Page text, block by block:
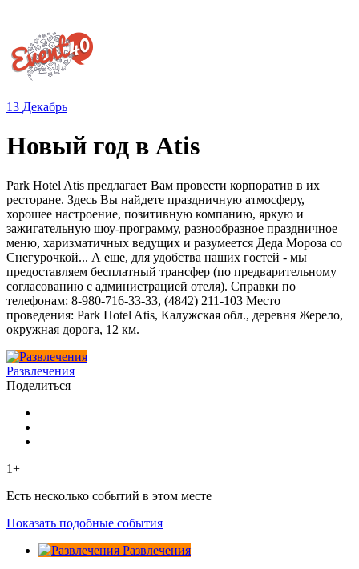
13 Декабрь
Новый год в Atis
Park Hotel Atis предлагает Вам провести корпоратив в их
ресторане. Здесь Вы найдете праздничную атмосферу,
хорошее настроение, позитивную компанию, яркую и
зажигательную шоу-программу, разнообразное праздничное
меню, харизматичных ведущих и разумеется Деда Мороза со
Снегурочкой... А еще, для удобства наших гостей - мы
предоставляем бесплатный трансфер (по предварительному
согласованию с администрацией отеля). Справки по
телефонам: 8-980-716-33-33, (4842) 211-103 Место
проведения: Park Hotel Atis, Калужская обл., деревня Жерело,
окружная дорога, 12 км.
Развлечения
Поделиться
1+
Есть несколько событий в этом месте
Показать подобные события
Развлечения